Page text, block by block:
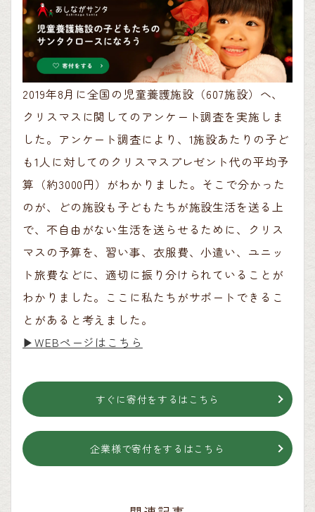
2019年8月に全国の児童養護施設（607施設）へ、
クリスマスに関してのアンケート調査を実施しま
した。アンケート調査により、1施設あたりの子ど
も1人に対してのクリスマスプレゼント代の平均予
算（約3000円）がわかりました。そこで分かった
のが、どの施設も子どもたちが施設生活を送る上
で、不自由がない生活を送らせるために、クリス
マスの予算を、習い事、衣服費、小遣い、ユニッ
ト旅費などに、適切に振り分けられていることが
わかりました。ここに私たちがサポートできるこ
とがあると考えました。
▶︎WEBページはこちら
すぐに寄付をするはこちら
企業様で寄付をするはこちら